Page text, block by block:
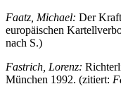
Faatz, Michael: Der
europäischen
nach S.)
Fastrich, Lorenz:
München 1992. (zitiert: